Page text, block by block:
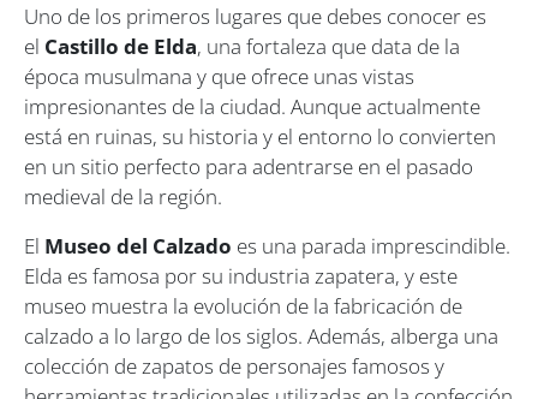
Uno de los primeros lugares que debes conocer es
el Castillo de Elda, una fortaleza que data de la
época musulmana y que ofrece unas vistas
impresionantes de la ciudad. Aunque actualmente
está en ruinas, su historia y el entorno lo convierten
en un sitio perfecto para adentrarse en el pasado
medieval de la región.
El Museo del Calzado es una parada imprescindible.
Elda es famosa por su industria zapatera, y este
museo muestra la evolución de la fabricación de
calzado a lo largo de los siglos. Además, alberga una
colección de zapatos de personajes famosos y